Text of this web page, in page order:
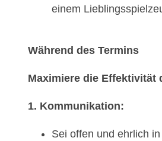
einem
Während des Termins
Maximiere die Effektivität
1. Kommunikation:
Sei offen und ehrlich